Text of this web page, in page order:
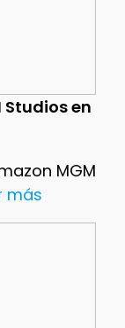
Studios en
MGM
más